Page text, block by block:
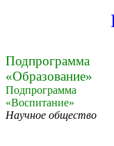
Подпрограмма
«Образование»
Подпрограмма
«Воспитание»
Научное общество